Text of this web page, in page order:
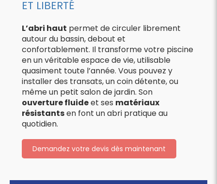
ET LIBERTÉ
L’abri haut permet de circuler librement
autour du bassin, debout et
confortablement. Il transforme votre piscine
en un véritable espace de vie, utilisable
quasiment toute l’année. Vous pouvez y
installer des transats, un coin détente, ou
même un petit salon de jardin. Son
ouverture fluideet ses matériaux
résistantsen font un abri pratique au
quotidien.
Demandez votre devis dès maintenant